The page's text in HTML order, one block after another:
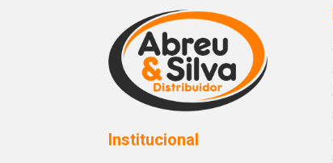
Institucional